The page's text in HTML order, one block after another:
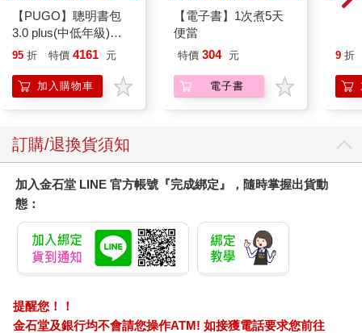
【PUGO】聰明書包
3.0 plus(中低年級)酷
黑 全新進化玩美上市
95 折 特價 4161 元
加入購物車
【電子書】1次煮5天
便當
特價 304 元
電子書
9 折
訂購/退換貨須知
加入金石堂 LINE 官方帳號『完成綁定』，隨時掌握出貨動
態：
提醒您！！
金石堂及銀行均不會請您操作ATM! 如接獲電話要求您前往